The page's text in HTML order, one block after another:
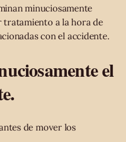
minuciosamente
a la hora de
con el accidente.
el
de mover los